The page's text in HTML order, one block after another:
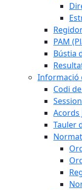
PAM
Bústia
Informació
Codi
Acords
Tauler